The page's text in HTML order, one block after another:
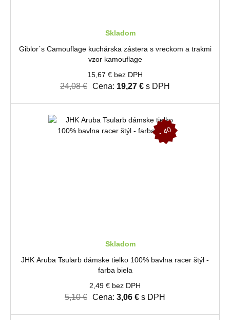
Skladom
Giblor´s Camouflage kuchárska zástera s vreckom a trakmi
vzor kamouflage
15,67 € bez DPH
24,08 € Cena: 19,27 € s DPH
-
4
0
Skladom
JHK Aruba Tsularb dámske tielko 100% bavlna racer štýl -
farba biela
2,49 € bez DPH
5,10 € Cena: 3,06 € s DPH